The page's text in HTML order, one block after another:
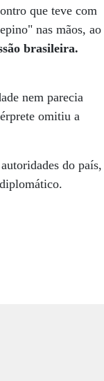
que teve com
nas mãos, ao
brasileira.
nem parecia
omitiu a
do país,